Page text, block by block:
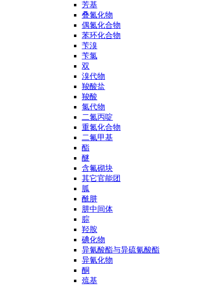
芳基
叠氮化物
偶氮化合物
苯环化合物
苄溴
苄氯
双
溴代物
羧酸盐
羧酸
氯代物
二氮丙啶
重氮化合物
二氟甲基
酯
醚
含氟砌块
其它官能团
胍
酰肼
肼中间体
腙
羟胺
碘化物
异氰酸酯与异硫氰酸酯
异氰化物
酮
巯基